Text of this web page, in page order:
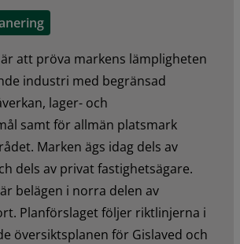
att pröva markens lämpligheten
industri med begränsad
lager- och
samt för allmän platsmark
Marken ägs idag dels av
dels av privat fastighetsägare.
belägen i norra delen av
Planförslaget följer riktlinjerna i
översiktsplanen för Gislaved och